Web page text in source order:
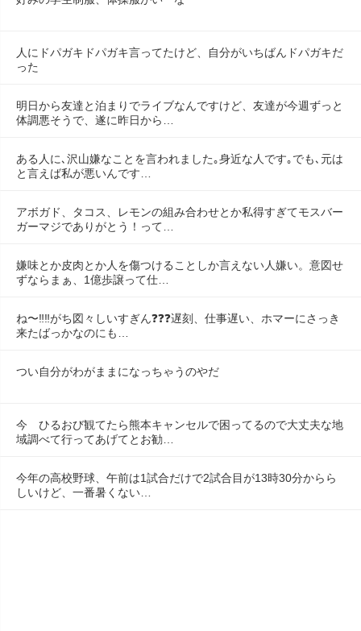
人にドパガキドパガキ言ってたけど、自分がいちばんドパガキだ
った
明日から友達と泊まりでライブなんですけど、友達が今週ずっと
体調悪そうで、遂に昨日から…
ある人に､沢山嫌なことを言われました｡身近な人です｡でも､元は
と言えば私が悪いんです…
アボガド、タコス、レモンの組み合わせとか私得すぎてモスバー
ガーマジでありがとう！って…
嫌味とか皮肉とか人を傷つけることしか言えない人嫌い。意図せ
ずならまぁ、1億歩譲って仕…
ね〜‼️‼️がち図々しいすぎん❓❓❓遅刻、仕事遅い、ホマーにさっき
来たばっかなのにも…
つい自分がわがままになっちゃうのやだ
今　ひるおび観てたら熊本キャンセルで困ってるので大丈夫な地
域調べて行ってあげてとお勧…
今年の高校野球、午前は1試合だけで2試合目が13時30分からら
しいけど、一番暑くない…